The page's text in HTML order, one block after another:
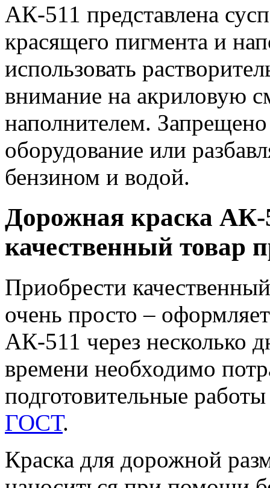
АК-511 представлена
красящего пигмента и
использовать
внимание на акриловую
наполнителем.
оборудование или
бензином и водой.
Дорожная краска АК-
качественный товар
Приобрести
очень просто –
АК-511 через несколько
времени необходимо
подготовительные
ГОСТ.
Краска для дорожной